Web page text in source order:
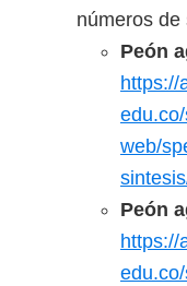
números de
Peón
https://
web/
Peón
https://